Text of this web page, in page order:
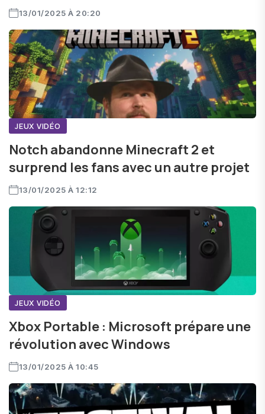
13/01/2025 À 20:20
JEUX VIDÉO
Notch abandonne Minecraft 2 et
surprend les fans avec un autre projet
13/01/2025 À 12:12
JEUX VIDÉO
Xbox Portable : Microsoft prépare une
révolution avec Windows
13/01/2025 À 10:45